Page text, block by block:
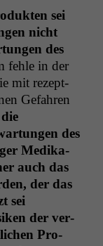
sei
nicht
des
fehle in der
mit rezept­
Gefahren
des
Medika­
auch das
der das
sei
der ver­
Pro­